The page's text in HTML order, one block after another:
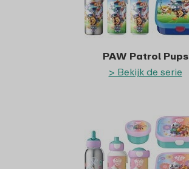
PAW Patrol Pups
> Bekijk de serie